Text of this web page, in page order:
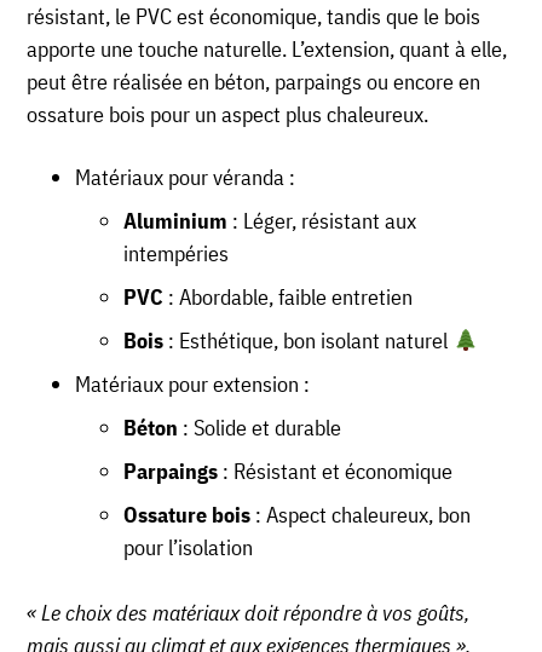
résistant, le PVC est économique, tandis que le bois
apporte une touche naturelle. L’extension, quant à elle,
peut être réalisée en béton, parpaings ou encore en
ossature bois pour un aspect plus chaleureux.
Matériaux pour véranda :
Aluminium : Léger, résistant aux
intempéries
PVC : Abordable, faible entretien
Bois : Esthétique, bon isolant naturel
Matériaux pour extension :
Béton : Solide et durable
Parpaings : Résistant et économique
Ossature bois : Aspect chaleureux, bon
pour l’isolation
« Le choix des matériaux doit répondre à vos goûts,
mais aussi au climat et aux exigences thermiques »,